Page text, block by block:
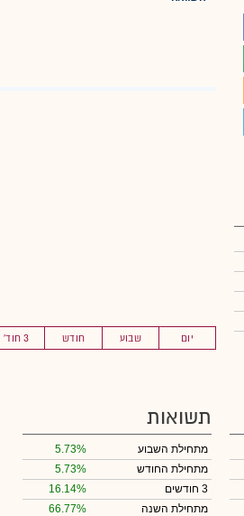
יום שבוע חודש 3 חוד'
תשואות
מתחילת השבוע
5.73%
מתחילת החודש
5.73%
3 חודשים
16.14%
מתחילת השנה
66.77%